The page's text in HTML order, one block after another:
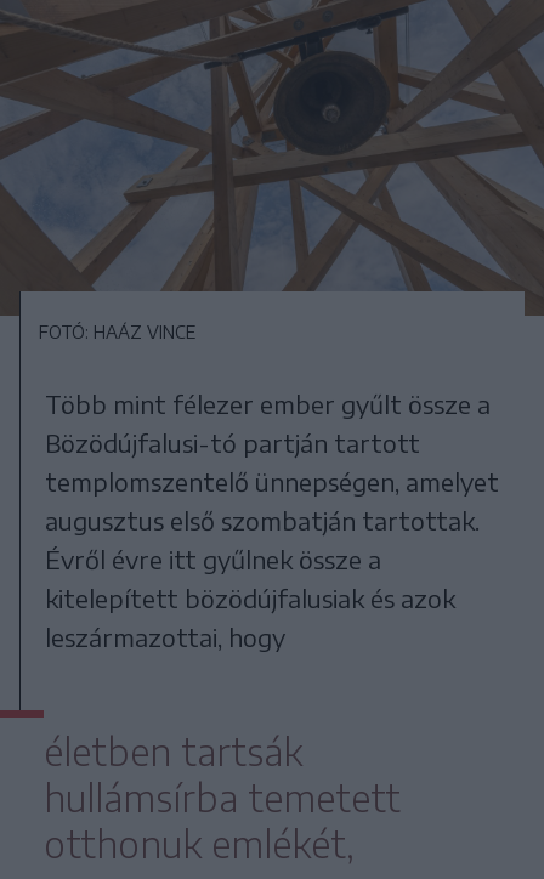
FOTÓ: HAÁZ VINCE
Több mint félezer ember gyűlt össze a
Bözödújfalusi-tó partján tartott
templomszentelő ünnepségen, amelyet
augusztus első szombatján tartottak.
Évről évre itt gyűlnek össze a
kitelepített bözödújfalusiak és azok
leszármazottai, hogy
életben tartsák
hullámsírba temetett
otthonuk emlékét,